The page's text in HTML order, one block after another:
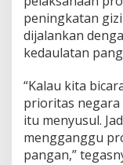
peningkatan
dijalankan
kedaulatan
“Kalau kita
prioritas negara
itu menyusul.
mengganggu
pangan,”